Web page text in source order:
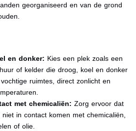
georganiseerd en van de grond
en donker: Kies een plek zoals een
of kelder die droog, koel en donker
ruimtes, direct zonlicht en
met chemicaliën: Zorg ervoor dat
in contact komen met chemicaliën,
of olie.